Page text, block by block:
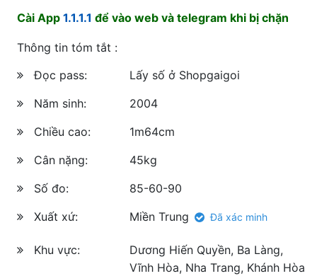
Cài App 1.1.1.1 để vào web và telegram khi bị chặn
Thông tin tóm tắt :
Đọc pass:
Lấy số ở Shopgaigoi
Năm sinh:
2004
Chiều cao:
1m64cm
Cân nặng:
45kg
Số đo:
85-60-90
Xuất xứ:
Miền Trung Đã xác minh
Khu vực:
Dương Hiến Quyền, Ba Làng,
Vĩnh Hòa, Nha Trang, Khánh Hòa